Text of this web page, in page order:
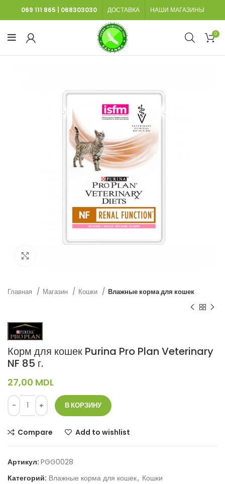
069 111 865 068303030 ДОСТАВКА НАШИ МАГАЗИНЫ
0
Главная Магазин Кошки Влажные корма для кошек
Корм для кошек Purina Pro Plan Veterinary
NF 85 г.
27,00 MDL
В КОРЗИНУ
Compare Add to wishlist
Артикул: PGG0028
Категорий: Влажные корма для кошек, Кошки